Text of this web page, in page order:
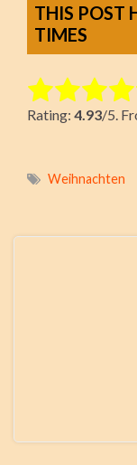
THIS POST
TIMES
Rate this item:
Submit Rating
Rating: 4.93/5.
Weihnachten